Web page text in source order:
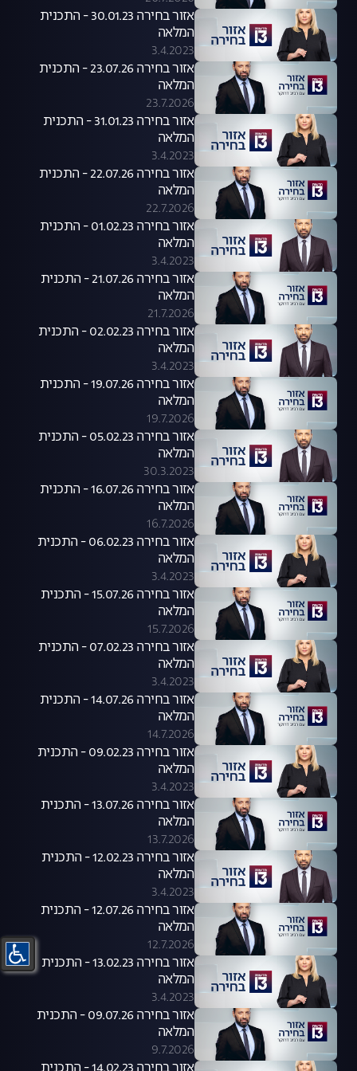
אזור בחירה 30.01.23 - התכנית
המלאה
3.4.2023
אזור בחירה 23.07.26 - התכנית
המלאה
23.7.2026
אזור בחירה 31.01.23 - התכנית
המלאה
3.4.2023
אזור בחירה 22.07.26 - התכנית
המלאה
22.7.2026
אזור בחירה 01.02.23 - התכנית
המלאה
3.4.2023
אזור בחירה 21.07.26 - התכנית
המלאה
21.7.2026
אזור בחירה 02.02.23 - התכנית
המלאה
3.4.2023
אזור בחירה 19.07.26 - התכנית
המלאה
19.7.2026
אזור בחירה 05.02.23 - התכנית
המלאה
30.3.2023
אזור בחירה 16.07.26 - התכנית
המלאה
16.7.2026
אזור בחירה 06.02.23 - התכנית
המלאה
3.4.2023
אזור בחירה 15.07.26 - התכנית
המלאה
15.7.2026
אזור בחירה 07.02.23 - התכנית
המלאה
3.4.2023
אזור בחירה 14.07.26 - התכנית
המלאה
14.7.2026
אזור בחירה 09.02.23 - התכנית
המלאה
3.4.2023
אזור בחירה 13.07.26 - התכנית
המלאה
13.7.2026
אזור בחירה 12.02.23 - התכנית
המלאה
3.4.2023
אזור בחירה 12.07.26 - התכנית
המלאה
12.7.2026
אזור בחירה 13.02.23 - התכנית
המלאה
3.4.2023
אזור בחירה 09.07.26 - התכנית
המלאה
9.7.2026